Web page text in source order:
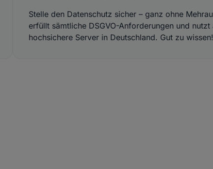
Stelle den Datenschutz sicher – ganz ohne
erfüllt sämtliche DSGVO-Anforderungen und nutzt
hochsichere Server in Deutschland. Gut zu wissen!